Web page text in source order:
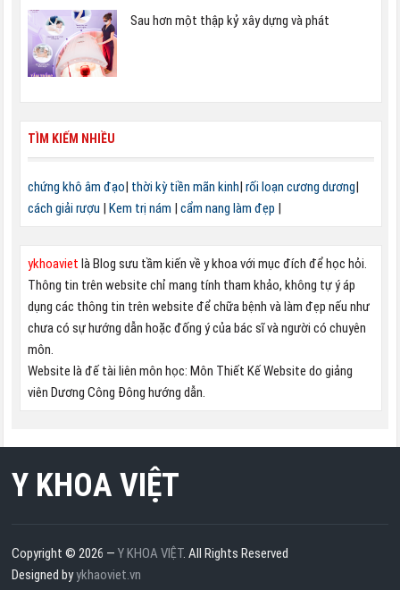
Sau hơn một thập kỷ xây dựng và phát
TÌM KIẾM NHIỀU
chứng khô âm đạo| thời kỳ tiền mãn kinh| rối loạn cương dương|
cách giải rượu | Kem trị nám | cẩm nang làm đẹp |
ykhoaviet là Blog sưu tầm kiến về y khoa với mục đích để học hỏi.
Thông tin trên website chỉ mang tính tham khảo, không tự ý áp
dụng các thông tin trên website để chữa bệnh và làm đẹp nếu như
chưa có sự hướng dẫn hoặc đống ý của bác sĩ và người có chuyên
môn.
Website là đế tài liên môn học: Môn Thiết Kế Website do giảng
viên Dương Công Đông hướng dẫn.
Y KHOA VIỆT
Copyright © 2026 —Y KHOA VIỆT. All Rights Reserved
Designed byykhaoviet.vn